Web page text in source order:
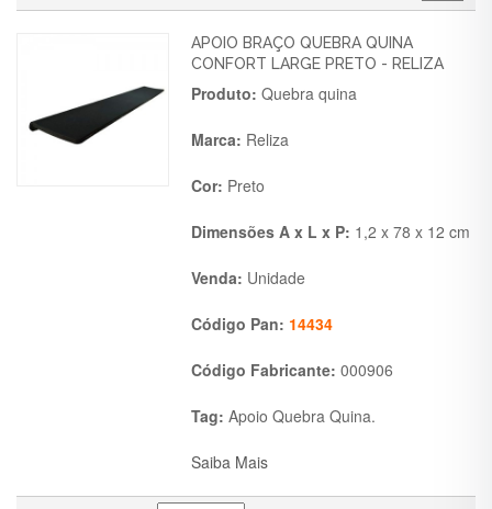
APOIO BRAÇO QUEBRA QUINA
CONFORT LARGE PRETO - RELIZA
Produto:Quebra quina
Marca: Reliza
Cor: Preto
Dimensões A x L x P: 1,2 x 78 x 12 cm
Venda: Unidade
Código Pan: 14434
Código Fabricante: 000906
Tag: Apoio Quebra Quina.
Saiba Mais